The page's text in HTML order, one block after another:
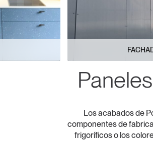
Los acabados de
componentes de
frigoríficos o los